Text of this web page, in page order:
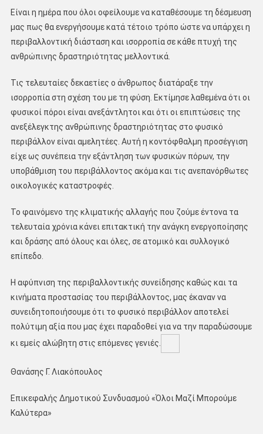
Είναι η ημέρα που όλοι οφείλουμε να καταθέσουμε τη δέσμευση
μας πως θα ενεργήσουμε κατά τέτοιο τρόπο ώστε να υπάρχει η
περιβαλλοντική διάσταση και ισορροπία σε κάθε πτυχή της
ανθρώπινης δραστηριότητας μελλοντικά.
Τις τελευταίες δεκαετίες ο άνθρωπος διατάραξε την
ισορροπία στη σχέση του με τη φύση. Εκτίμησε λαθεμένα ότι οι
φυσικοί πόροι είναι ανεξάντλητοι και ότι οι επιπτώσεις της
ανεξέλεγκτης ανθρώπινης δραστηριότητας στο φυσικό
περιβάλλον είναι αμελητέες. Αυτή η κοντόφθαλμη προσέγγιση
είχε ως συνέπεια την εξάντληση των φυσικών πόρων, την
υποβάθμιση του περιβάλλοντος ακόμα και τις ανεπανόρθωτες
οικολογικές καταστροφές.
Το φαινόμενο της κλιματικής αλλαγής που ζούμε έντονα τα
τελευταία χρόνια κάνει επιτακτική την ανάγκη ενεργοποίησης
και δράσης από όλους και όλες, σε ατομικό και συλλογικό
επίπεδο.
Η αφύπνιση της περιβαλλοντικής συνείδησης καθώς και τα
κινήματα προστασίας του περιβάλλοντος, μας έκαναν να
συνειδητοποιήσουμε ότι το φυσικό περιβάλλον αποτελεί
πολύτιμη αξία που μας έχει παραδοθεί για να την παραδώσουμε
κι εμείς αλώβητη στις επόμενες γενιές.
Θανάσης Γ. Λιακόπουλος
Επικεφαλής Δημοτικού Συνδυασμού «Όλοι Μαζί Μπορούμε
Καλύτερα»